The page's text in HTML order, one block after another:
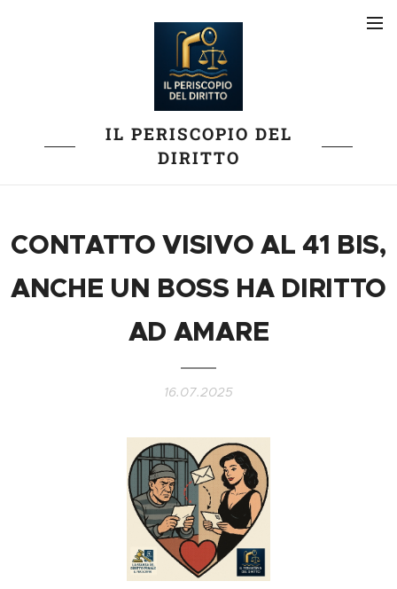
IL PERISCOPIO DEL
DIRITTO
CONTATTO VISIVO AL 41 BIS,
ANCHE UN BOSS HA DIRITTO
AD AMARE
16.07.2025